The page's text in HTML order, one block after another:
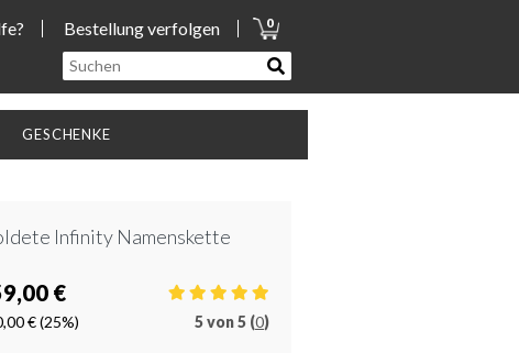
Bestellung verfolgen 0
GESCHENKE
Infinity Namenskette
€
€(25%) 5von5 (0)